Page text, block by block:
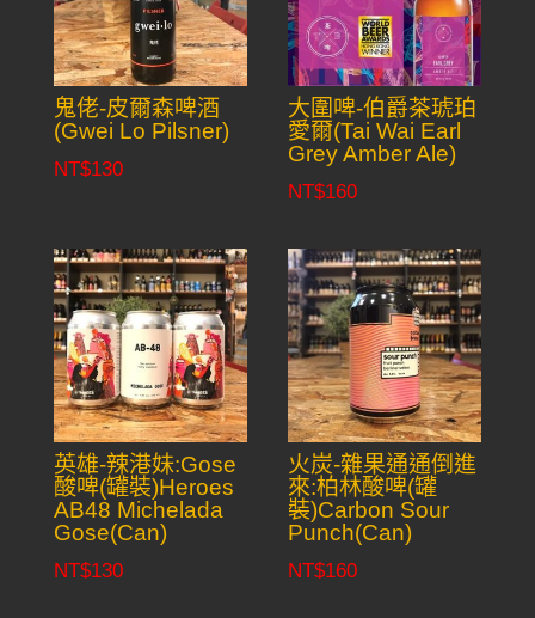
鬼佬-皮爾森啤酒
(Gwei Lo Pilsner)
NT$130
大圍啤-伯爵茶琥珀
愛爾(Tai Wai Earl
Grey Amber Ale)
NT$160
英雄-辣港妹:Gose
酸啤(罐裝)Heroes
AB48 Michelada
Gose(Can)
NT$130
火炭-雜果通通倒進
來:柏林酸啤(罐
裝)Carbon Sour
Punch(Can)
NT$160